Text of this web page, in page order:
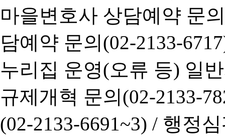
마을변호사 상담예약 문
담예약 문의(02-2133-
누리집 운영(오류 등) 일
규제개혁 문의(02-2133-
(02-2133-6691~3) / 행정심